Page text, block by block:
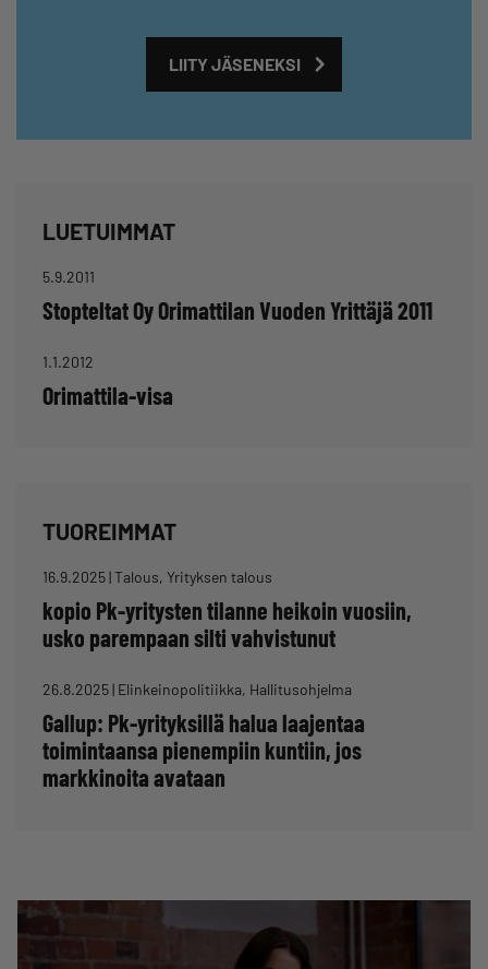
LIITY JÄSENEKSI
LUETUIMMAT
5.9.2011
Stopteltat Oy Orimattilan Vuoden Yrittäjä 2011
1.1.2012
Orimattila-visa
TUOREIMMAT
16.9.2025|Talous, Yrityksen talous
kopio Pk-yritysten tilanne heikoin vuosiin,
usko parempaan silti vahvistunut
26.8.2025| Elinkeinopolitiikka, Hallitusohjelma
Gallup: Pk-yrityksillä halua laajentaa
toimintaansa pienempiin kuntiin, jos
markkinoita avataan